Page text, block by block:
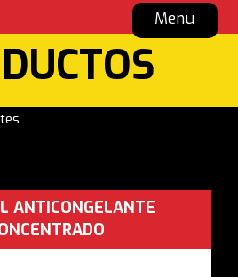
Menu
ANTICONGELANTE